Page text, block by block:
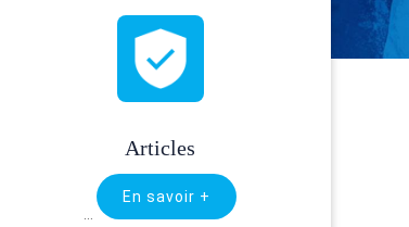
Articles
En savoir +